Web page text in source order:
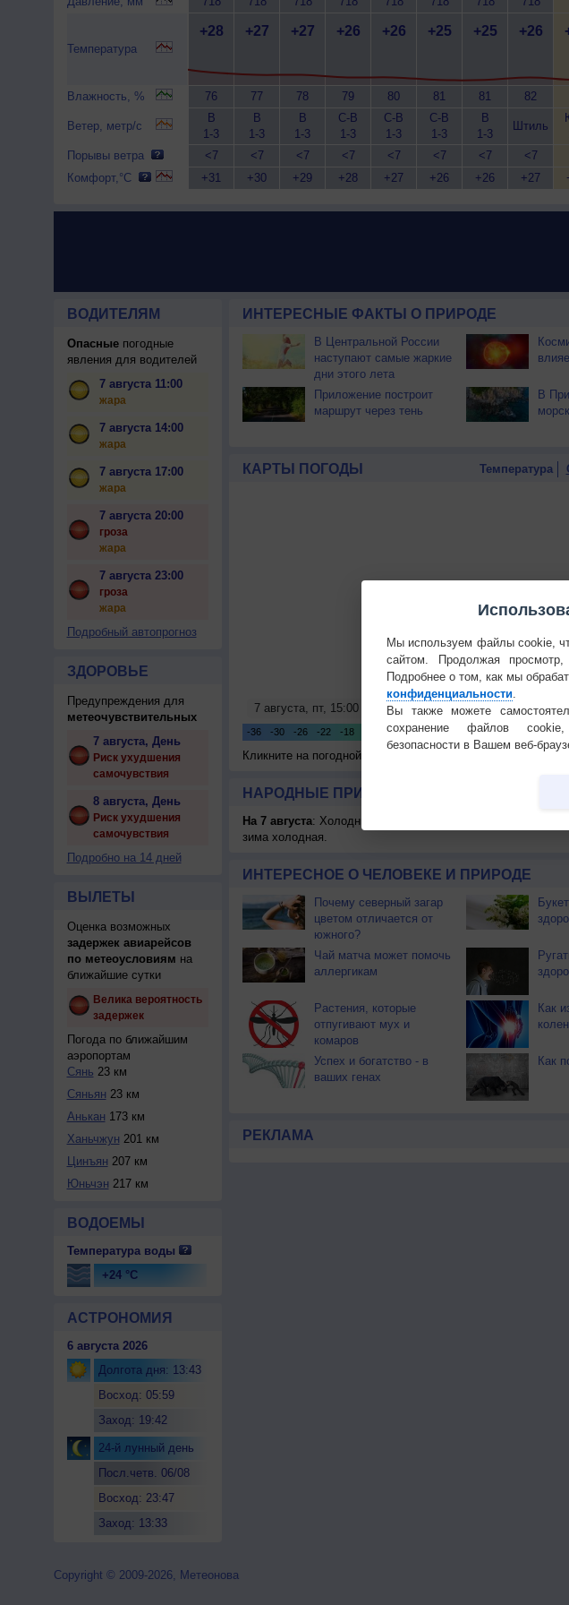
Температура
Влажность, %
Ветер, метр/с
Порывы ветра
Комфорт,°C
+28
76
В
1-3
<7
+31
+27
77
В
1-3
<7
+30
+27
78
В
1-3
<7
+29
+26
79
С-В
1-3
<7
+28
+26
80
С-В
1-3
<7
+27
+25
81
С-В
1-3
<7
+26
+25
81
В
1-3
<7
+26
+26
82
Штиль
<7
+27
ВОДИТЕЛЯМ
Опасныепогодные
явления для водителей
7 августа 11:00
жара
7 августа 14:00
жара
7 августа 17:00
жара
7 августа 20:00
гроза
жара
7 августа 23:00
гроза
жара
Подробный автопрогноз
ЗДОРОВЬЕ
Предупреждения для
метеочувствительных
7 августа, День
Риск ухудшения
самочувствия
8 августа, День
Риск ухудшения
самочувствия
Подробно на 14 дней
ВЫЛЕТЫ
Оценка возможных
задержек авиарейсов
по метеоусловиям на
ближайшие сутки
Велика вероятность
задержек
Погода по ближайшим
аэропортам
Сянь 23 км
Сяньян 23 км
Анькан 173 км
Ханьчжун 201 км
Цинъян 207 км
Юньчэн 217 км
ВОДОЕМЫ
Температура воды
+24 °C
АСТРОНОМИЯ
6 августа 2026
Долгота дня: 13:43
Восход: 05:59
Заход: 19:42
24-й лунный день
Посл.четв. 06/08
Восход: 23:47
Заход: 13:33
ИНТЕРЕСНЫЕ ФАКТЫ О ПРИРОДЕ
В Центральной России
наступают самые жаркие
дни этого лета
Приложение построит
маршрут через тень
В
КАРТЫ ПОГОДЫ Температура
Кликните на погодной карте для получения подробных
НАРОДНЫЕ ПРИМЕТЫ И ПРАЗДНИКИ
На 7 августа: Холодницы, зимоуказательницы. Если
зима холодная.
ИНТЕРЕСНОЕ О ЧЕЛОВЕКЕ И ПРИРОДЕ
Почему северный загар
цветом отличается от
южного?
Чай матча может помочь
аллергикам
Растения, которые
отпугивают мух и
комаров
Как
Успех и богатство - в
ваших генах
Как
РЕКЛАМА
Copyright © 2009-2026, Метеонова
Мы используем файлы cookie,
сайтом. Продолжая
Подробнее о том, как мы
конфиденциальности
Вы также можете
сохранение файлов
безопасности в Вашем веб-